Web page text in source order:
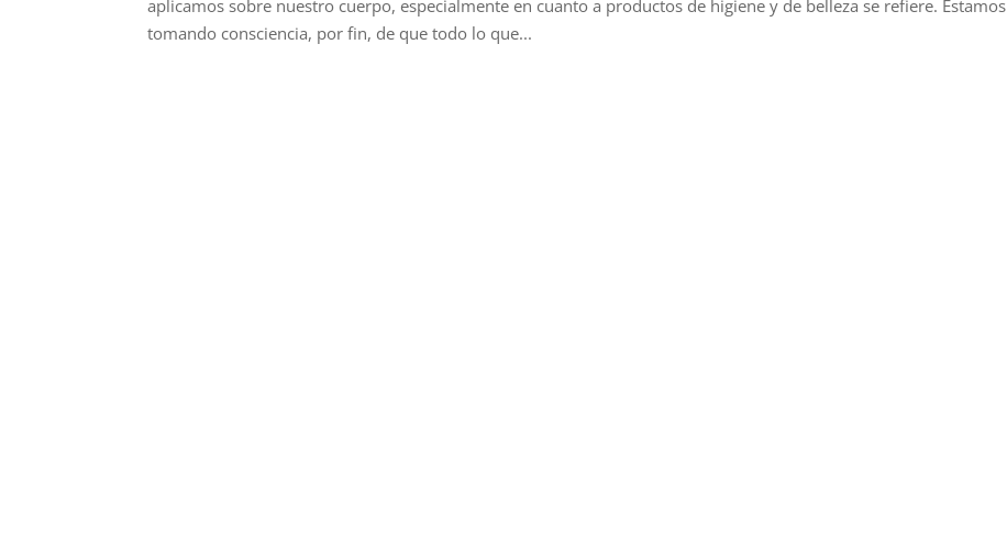
aplicamos sobre nuestro cuerpo, especialmente en cuanto a productos de higiene y de belleza se refiere. Estamos
tomando consciencia, por fin, de que todo lo que...